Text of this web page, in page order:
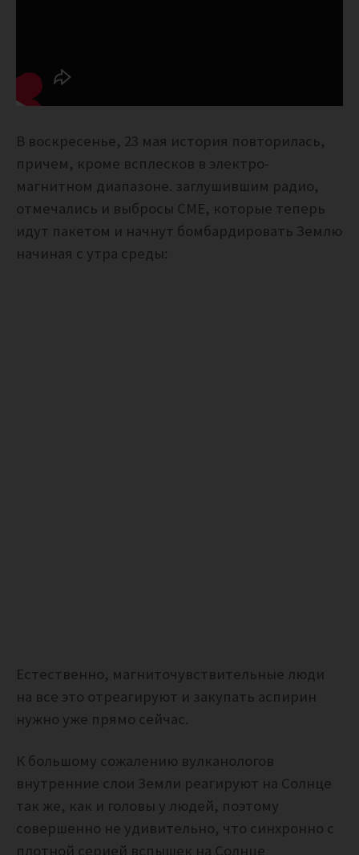
В воскресенье, 23 мая история повторилась,
причем, кроме всплесков в электро-
магнитном диапазоне. заглушившим радио,
отмечались и выбросы CME, которые теперь
идут пакетом и начнут бомбардировать Землю
начиная с утра среды:
Естественно, магниточувствительные люди
на все это отреагируют и закупать аспирин
нужно уже прямо сейчас.
К большому сожалению вулканологов
внутренние слои Земли реагируют на Солнце
так же, как и головы у людей, поэтому
совершенно не удивительно, что синхронно с
плотной серией вспышек на Солнце